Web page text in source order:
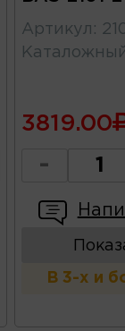
Артикул :
3819.00
-
В 3-х и